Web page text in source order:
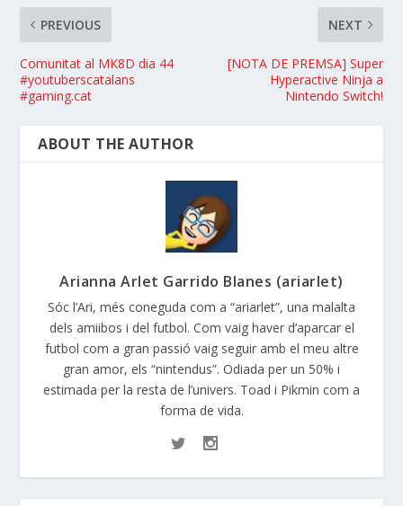
PREVIOUS
Comunitat al MK8D dia 44
#youtuberscatalans
#gaming.cat
NEXT
[NOTA DE PREMSA] Super
Hyperactive Ninja a
Nintendo Switch!
ABOUT THE AUTHOR
Arianna Arlet Garrido Blanes (ariarlet)
Sóc l’Ari, més coneguda com a “ariarlet”, una malalta
dels amiibos i del futbol. Com vaig haver d’aparcar el
futbol com a gran passió vaig seguir amb el meu altre
gran amor, els “nintendus”. Odiada per un 50% i
estimada per la resta de l’univers. Toad i Pikmin com a
forma de vida.